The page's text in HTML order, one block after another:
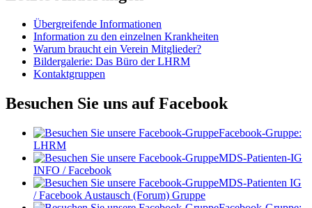
Übergreifende Informationen
Information zu den einzelnen Krankheiten
Warum braucht ein Verein Mitglieder?
Bildergalerie: Das Büro der LHRM
Kontaktgruppen
Besuchen Sie uns auf Facebook
Facebook-Gruppe:
LHRM
MDS-Patienten-IG
INFO / Facebook
MDS-Patienten IG
/ Facebook Austausch (Forum) Gruppe